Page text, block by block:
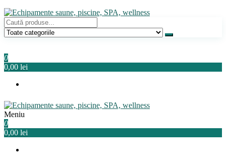
Sari
la
conținut
Echipamente saune, piscine, SPA, wellness
Relaxeaza-te!
0
0,00 lei
Echipamente saune, piscine, SPA, wellness
Relaxeaza-te!
Meniu
0
0,00 lei